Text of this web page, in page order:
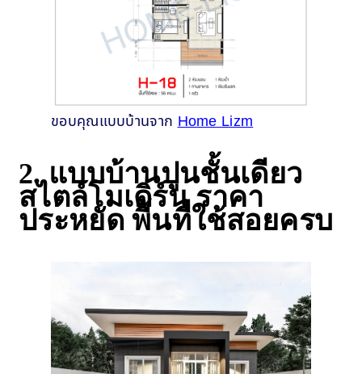
ขอบคุณแบบบ้านจากHome Lizm
2. แบบบ้านปูนชั้นเดียว
สไตล์โมเดิร์น ราคา
ประหยัด พื้นที่ใช้สอยครบ